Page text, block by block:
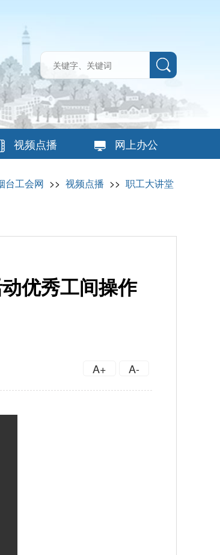
视频点播 网上办公
台工会网 >> 视频点播 >> 职工大讲堂
优秀工间操作
A+ A-